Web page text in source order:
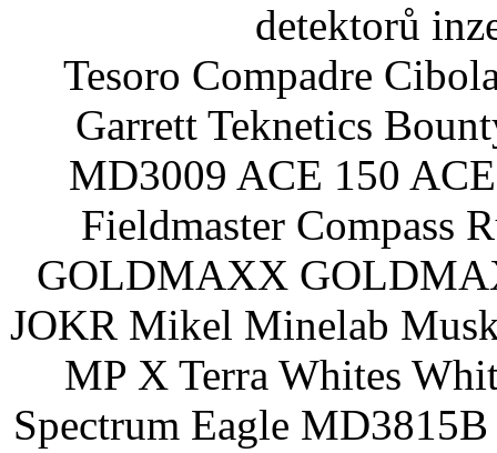
detektorů
Tesoro Compadre
Garrett Teknetics
MD3009 ACE 150
Fieldmaster Compass
GOLDMAXX
JOKR Mikel Minelab
MP X Terra Whites
Spectrum Eagle